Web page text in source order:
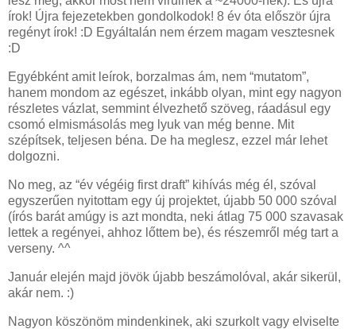
írok! Újra fejezetekben gondolkodok! 8 év óta először újra
regényt írok! :D Egyáltalán nem érzem magam vesztesnek
:D
Egyébként amit leírok, borzalmas ám, nem “mutatom”,
hanem mondom az egészet, inkább olyan, mint egy nagyon
részletes vázlat, semmint élvezhető szöveg, ráadásul egy
csomó elmismásolás meg lyuk van még benne. Mit
szépítsek, teljesen béna. De ha meglesz, ezzel már lehet
dolgozni.
No meg, az “év végéig first draft” kihívás még él, szóval
egyszerűen nyitottam egy új projektet, újabb 50 000 szóval
(írós barát amúgy is azt mondta, neki átlag 75 000 szavasak
lettek a regényei, ahhoz lőttem be), és részemről még tart a
verseny. ^^
Január elején majd jövök újabb beszámolóval, akár sikerül,
akár nem. :)
Nagyon köszönöm mindenkinek, aki szurkolt vagy elviselte